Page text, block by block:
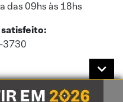
das 09hs às 18hs
3730
acordo com a nossaPolítica de
de Privacidade.